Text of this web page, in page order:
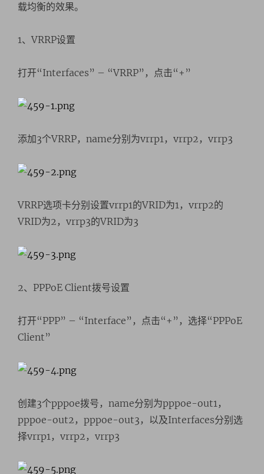
载均衡的效果。
1、VRRP设置
打开“Interfaces” – “VRRP”，点击“+”
添加3个VRRP，name分别为vrrp1，vrrp2，vrrp3
VRRP选项卡分别设置vrrp1的VRID为1，vrrp2的
VRID为2，vrrp3的VRID为3
2、PPPoE Client拨号设置
打开“PPP” – “Interface”，点击“+”，选择“PPPoE
Client”
创建3个pppoe拨号，name分别为pppoe-out1，
pppoe-out2，pppoe-out3，以及Interfaces分别选
择vrrp1，vrrp2，vrrp3